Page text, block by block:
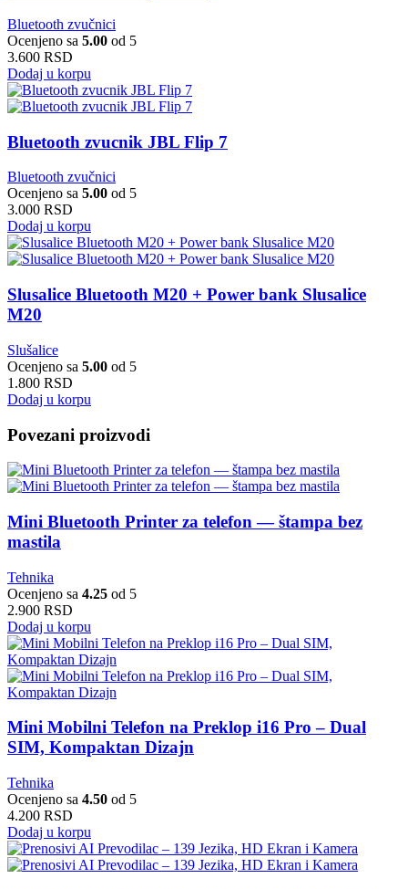
Bluetooth zvučnici
Ocenjeno sa 5.00 od 5
3.600 RSD
Dodaj u korpu
Bluetooth zvucnik JBL Flip 7
Bluetooth zvučnici
Ocenjeno sa 5.00 od 5
3.000 RSD
Dodaj u korpu
Slusalice Bluetooth M20 + Power bank Slusalice
M20
Slušalice
Ocenjeno sa 5.00 od 5
1.800 RSD
Dodaj u korpu
Povezani proizvodi
Mini Bluetooth Printer za telefon — štampa bez
mastila
Tehnika
Ocenjeno sa 4.25 od 5
2.900 RSD
Dodaj u korpu
Mini Mobilni Telefon na Preklop i16 Pro – Dual
SIM, Kompaktan Dizajn
Tehnika
Ocenjeno sa 4.50 od 5
4.200 RSD
Dodaj u korpu